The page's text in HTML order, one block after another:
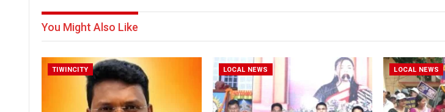
You Might Also Like
TIWINCITY LOCAL NEWS LOCAL NEWS